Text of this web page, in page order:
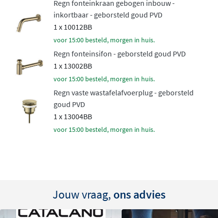
een kleur die bij jouw stijl past.
Met of zonder kraangat
De fonteinset is leverbaar met of zonder kraangat. De
variantzonder kraangatis ideaal wanneer je kiest voor
een inbouwkraan die vanuit de muur komt. De variant
met kraangat is geschikt voor een fonteinkraan die
direct op de fontein wordt gemonteerd. Beide opties
bieden maximale flexibiliteit in de inrichting van je
De fontein is gemaakt van hoogwaardig keramiek
een glanzend witte afwerking, wat zorgt voor een frisse
en hygiënische uitstraling. De toebehoren zijn voorzien
Regn fonteinkraan gebogen inbouw -
inkortbaar - geborsteld goud PVD
1 x 10012BB
voor 15:00 besteld, morgen in huis.
Regn fonteinsifon - geborsteld goud PVD
1 x 13002BB
voor 15:00 besteld, morgen in huis.
Regn vaste wastafelafvoerplug - geborsteld
goud PVD
1 x 13004BB
voor 15:00 besteld, morgen in huis.
Jouw vraag, ons advies